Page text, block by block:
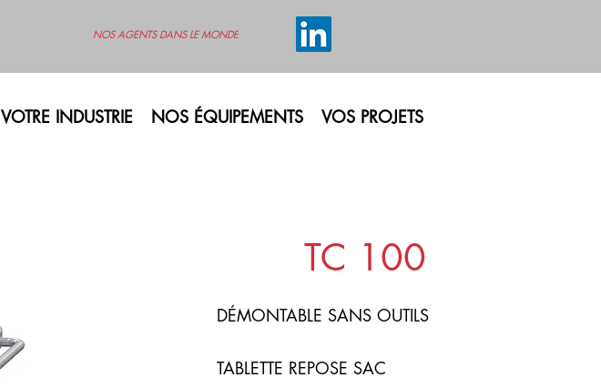
VOTRE INDUSTRIE NOS ÉQUIPEMENTS VOS PROJETS
NOS AGENTS DANS LE MONDE
TC 100
DÉMONTABLE SANS OUTILS
TABLETTE REPOSE SAC